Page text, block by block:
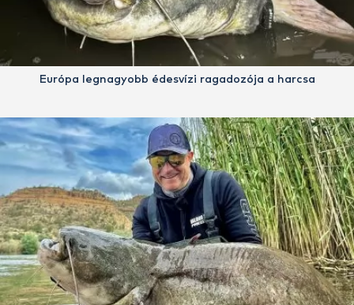
Európa legnagyobb édesvízi ragadozója a harcsa